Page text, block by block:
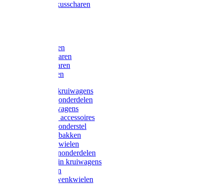
Gras & buxusscharen
Snoeischaren
Heggenscharen
Takkenscharen
Snoeimessen
Landbouwkruiwagens
Kruiwagenonderdelen
Bouwkruiwagens
Kruiwagen accessoires
Kruiwagenonderstel
Kruiwagenbakken
Kruiwagenwielen
Steekwagenonderdelen
Huis en Tuin kruiwagens
Steekwagen
Bok- en Zwenkwielen